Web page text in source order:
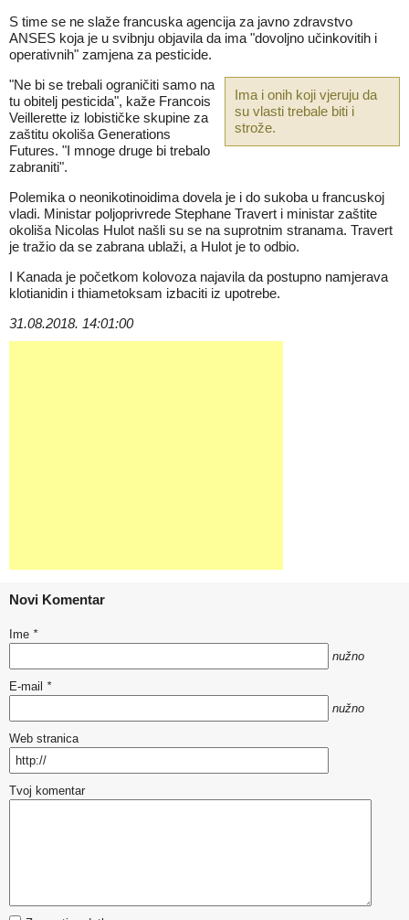
S time se ne slaže francuska agencija za javno zdravstvo
ANSES koja je u svibnju objavila da ima "dovoljno učinkovitih i
operativnih" zamjena za pesticide.
Ima i onih koji vjeruju da
su vlasti trebale biti i
strože.
"Ne bi se trebali ograničiti samo na
tu obitelj pesticida", kaže Francois
Veillerette iz lobističke skupine za
zaštitu okoliša Generations
Futures. "I mnoge druge bi trebalo
zabraniti".
Polemika o neonikotinoidima dovela je i do sukoba u francuskoj
vladi. Ministar poljoprivrede Stephane Travert i ministar zaštite
okoliša Nicolas Hulot našli su se na suprotnim stranama. Travert
je tražio da se zabrana ublaži, a Hulot je to odbio.
I Kanada je početkom kolovoza najavila da postupno namjerava
klotianidin i thiametoksam izbaciti iz upotrebe.
31.08.2018. 14:01:00
Novi Komentar
Ime *
nužno
E-mail *
nužno
Web stranica
Tvoj komentar